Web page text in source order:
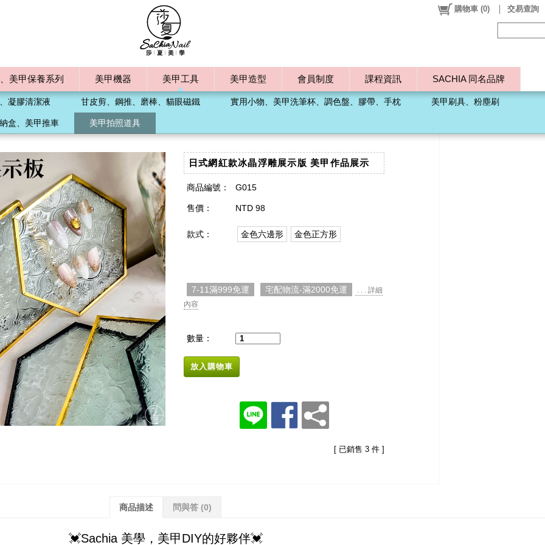
美甲保養系列 美甲機器 美甲工具 美甲造型 會員制度 課程資訊 SACHIA 同名品牌
購物車 (0) 交易查詢
凝膠清潔液 甘皮剪、鋼推、磨棒、貓眼磁鐵 實用小物、美甲洗筆杯、調色盤、膠帶、手枕 美甲刷具、粉塵刷
盒、美甲推車 美甲拍照道具
日式網紅款冰晶浮雕展示版 美甲作品展示
商品編號： G015
售價： NTD 98
款式： 金色六邊形 金色正方形
7-11滿999免運 宅配物流-滿2000免運
. . . 詳細
內容
數量：
放入購物車
[ 已銷售 3 件 ]
商品描述 問與答 (0)